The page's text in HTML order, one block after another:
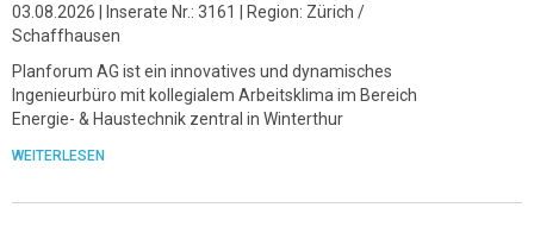
03.08.2026 | Inserate Nr.: 3161 | Region: Zürich /
Schaffhausen
Planforum AG ist ein innovatives und dynamisches
Ingenieurbüro mit kollegialem Arbeitsklima im Bereich
Energie- & Haustechnik zentral in Winterthur
WEITERLESEN